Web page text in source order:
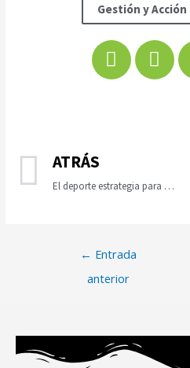
Gestión y Acción
ATRÁS
El deporte estrategia para la socialización
← Entrada
anterior